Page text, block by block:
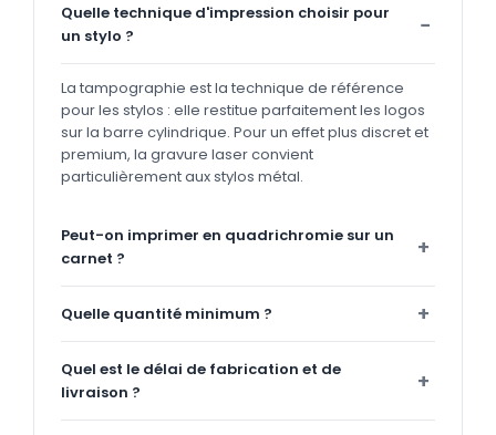
Quelle technique d'impression choisir pour
un stylo ?
La tampographie est la technique de référence
pour les stylos : elle restitue parfaitement les logos
sur la barre cylindrique. Pour un effet plus discret et
premium, la gravure laser convient
particulièrement aux stylos métal.
Peut-on imprimer en quadrichromie sur un
carnet ?
Quelle quantité minimum ?
Quel est le délai de fabrication et de
livraison ?